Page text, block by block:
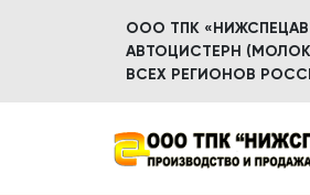
ООО ТПК
АВТОЦИСТЕРН
ВСЕХ РЕГИОНОВ